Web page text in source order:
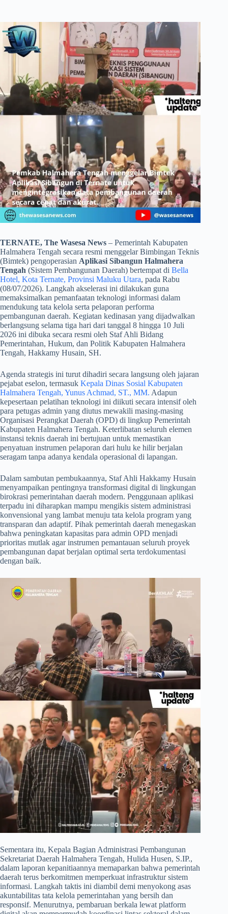
TERNATE, The Wasesa News – Pemerintah Kabupaten
Halmahera Tengah secara resmi menggelar Bimbingan Teknis
(Bimtek) pengoperasian Aplikasi Sibangun Halmahera
Tengah (Sistem Pembangunan Daerah) bertempat di Bella
Hotel, Kota Ternate, Provinsi Maluku Utara, pada Rabu
(08/07/2026). Langkah akselerasi ini dilakukan guna
memaksimalkan pemanfaatan teknologi informasi dalam
mendukung tata kelola serta pelaporan performa
pembangunan daerah. Kegiatan kedinasan yang dijadwalkan
berlangsung selama tiga hari dari tanggal 8 hingga 10 Juli
2026 ini dibuka secara resmi oleh Staf Ahli Bidang
Pemerintahan, Hukum, dan Politik Kabupaten Halmahera
Tengah, Hakkamy Husain, SH.
​Agenda strategis ini turut dihadiri secara langsung oleh jajaran
pejabat eselon, termasuk Kepala Dinas Sosial Kabupaten
Halmahera Tengah, Yunus Achmad, ST., MM. Adapun
kepesertaan pelatihan teknologi ini diikuti secara intensif oleh
para petugas admin yang diutus mewakili masing-masing
Organisasi Perangkat Daerah (OPD) di lingkup Pemerintah
Kabupaten Halmahera Tengah. Keterlibatan seluruh elemen
instansi teknis daerah ini bertujuan untuk memastikan
penyatuan instrumen pelaporan dari hulu ke hilir berjalan
seragam tanpa adanya kendala operasional di lapangan.
​Dalam sambutan pembukaannya, Staf Ahli Hakkamy Husain
menyampaikan pentingnya transformasi digital di lingkungan
birokrasi pemerintahan daerah modern. Penggunaan aplikasi
terpadu ini diharapkan mampu mengikis sistem administrasi
konvensional yang lambat menuju tata kelola program yang
transparan dan adaptif. Pihak pemerintah daerah menegaskan
bahwa peningkatan kapasitas para admin OPD menjadi
prioritas mutlak agar instrumen pemantauan seluruh proyek
pembangunan dapat berjalan optimal serta terdokumentasi
dengan baik.
​Sementara itu, Kepala Bagian Administrasi Pembangunan
Sekretariat Daerah Halmahera Tengah, Hulida Husen, S.IP.,
dalam laporan kepanitiaannya memaparkan bahwa pemerintah
daerah terus berkomitmen memperkuat infrastruktur sistem
informasi. Langkah taktis ini diambil demi menyokong asas
akuntabilitas tata kelola pemerintahan yang bersih dan
responsif. Menurutnya, pembaruan berkala lewat platform